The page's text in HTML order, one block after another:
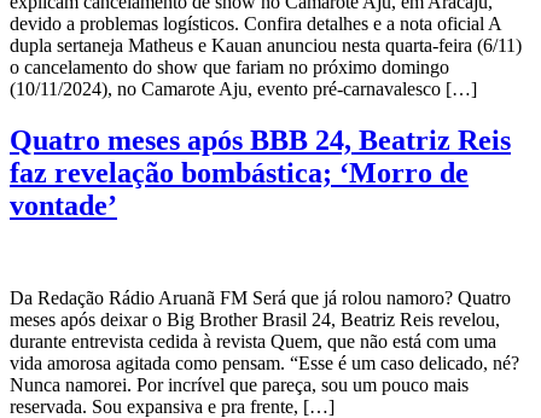
devido a problemas logísticos. Confira detalhes e a nota oficial A
dupla sertaneja Matheus e Kauan anunciou nesta quarta-feira (6/11)
o cancelamento do show que fariam no próximo domingo
(10/11/2024), no Camarote Aju, evento pré-carnavalesco […]
Quatro meses após BBB 24, Beatriz Reis
faz revelação bombástica; ‘Morro de
vontade’
Da Redação Rádio Aruanã FM Será que já rolou namoro? Quatro
meses após deixar o Big Brother Brasil 24, Beatriz Reis revelou,
durante entrevista cedida à revista Quem, que não está com uma
vida amorosa agitada como pensam. “Esse é um caso delicado, né?
Nunca namorei. Por incrível que pareça, sou um pouco mais
reservada. Sou expansiva e pra frente, […]